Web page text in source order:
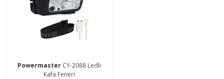
Powermaster CY-2088 Ledli
Kafa Feneri